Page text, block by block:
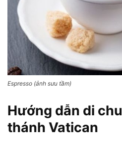
Espresso (ảnh sưu tầm)
Hướng dẫn di
thánh Vatican